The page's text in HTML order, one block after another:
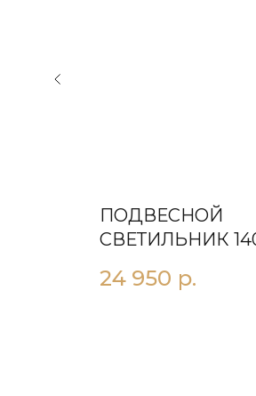
ПОДВЕСНОЙ
СВЕТИЛЬНИК
24 950 р.